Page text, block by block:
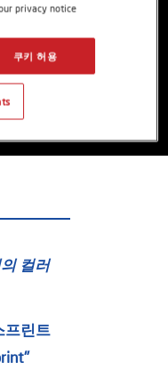
컬러
프린트
privacy notice
쿠키 허용